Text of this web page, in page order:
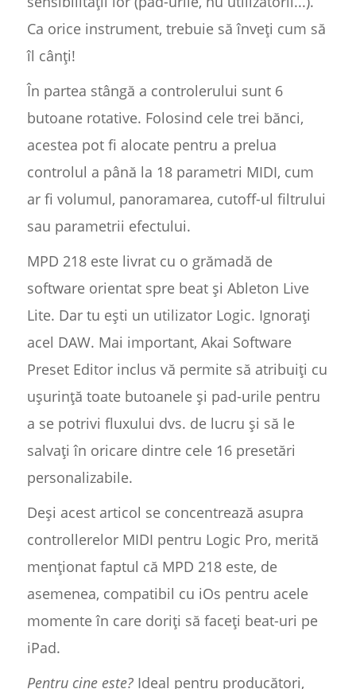
Ca orice instrument, trebuie să înveți cum să
îl cânți!
În partea stângă a controlerului sunt 6
butoane rotative. Folosind cele trei bănci,
acestea pot fi alocate pentru a prelua
controlul a până la 18 parametri MIDI, cum
ar fi volumul, panoramarea, cutoff-ul filtrului
sau parametrii efectului.
MPD 218 este livrat cu o grămadă de
software orientat spre beat și Ableton Live
Lite. Dar tu ești un utilizator Logic. Ignorați
acel DAW. Mai important, Akai Software
Preset Editor inclus vă permite să atribuiți cu
ușurință toate butoanele și pad-urile pentru
a se potrivi fluxului dvs. de lucru și să le
salvați în oricare dintre cele 16 presetări
personalizabile.
Deși acest articol se concentrează asupra
controllerelor MIDI pentru Logic Pro, merită
menționat faptul că MPD 218 este, de
asemenea, compatibil cu iOs pentru acele
momente în care doriți să faceți beat-uri pe
iPad.
Pentru cine este?Ideal pentru producători,